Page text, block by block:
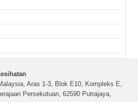
Aras 1-3, Blok E10, Kompleks E,
Persekutuan, 62590 Putrajaya,